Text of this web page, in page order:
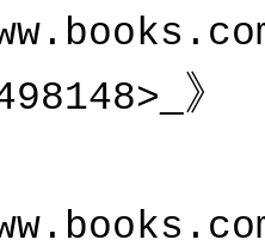
_》